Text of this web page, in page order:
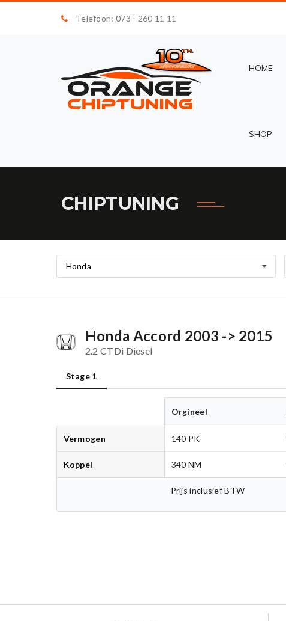
Telefoon: 073 - 260 11 11
HOME
SHOP
CHIPTUNING
Honda
Honda Accord 2003 -> 2015
2.2 CTDi Diesel
Stage 1
Orgineel
Vermogen 140 PK
Koppel 340 NM
Prijs inclusief BTW